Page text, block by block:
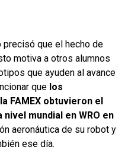
precisó que el hecho de
motiva a otros alumnos
que ayuden al avance
que los
FAMEX obtuvieron el
mundial en WRO en
aeronáutica de su robot y
ese día.